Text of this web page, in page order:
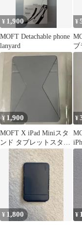
¥ 1,900
MOFT Detachable phone
lanyard
¥
ブ
¥ 1,900
MOFT X iPad Miniスタ
ンド タブレットスタン
¥
¥ 1,800 ¥